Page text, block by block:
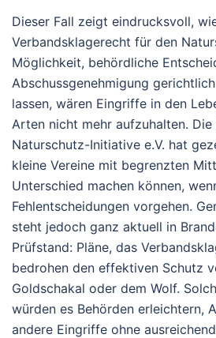
Dieser Fall zeigt eindrucksvoll,
Verbandsklagerecht für den
Möglichkeit, behördliche
Abschussgenehmigung
lassen, wären Eingriffe in den
Arten nicht mehr aufzuhalten. Die
Naturschutz-Initiative e.V. hat
kleine Vereine mit begrenzten
Unterschied machen können,
Fehlentscheidungen vorgehen.
steht jedoch ganz aktuell in
Prüfstand: Pläne, das
bedrohen den effektiven Schutz
Goldschakal oder dem Wolf.
würden es Behörden erleichtern,
andere Eingriffe ohne